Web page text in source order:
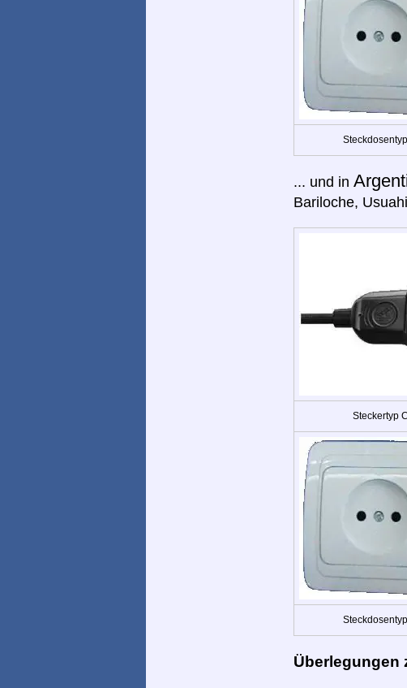
... und in
Bariloche,
Steckertyp C
Überlegungen